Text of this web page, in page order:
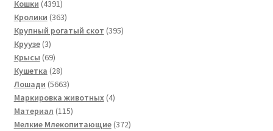
Кошки 43914391
товар
Кролики 363363
товара
Крупный рогатый скот 395395
Круузе 33
товара
Крысы 6969
товаров
Кушетка 2828
товаров
Лошади 56635663
товара
Маркировка животных 44
Материал 115115
товаров
Мелкие Млекопитающие 372372